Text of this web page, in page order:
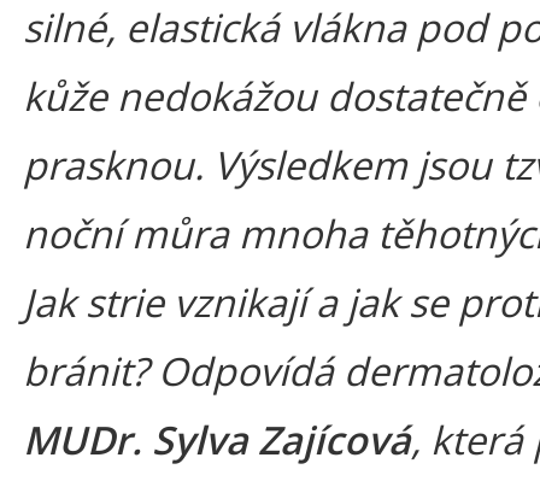
silné, elastická vlákna pod
kůže nedokážou dostatečně
prasknou. Výsledkem jsou
noční můra mnoha
Jak strie vznikají a jak se
bránit? Odpovídá
MUDr. Sylva Zajícová, která